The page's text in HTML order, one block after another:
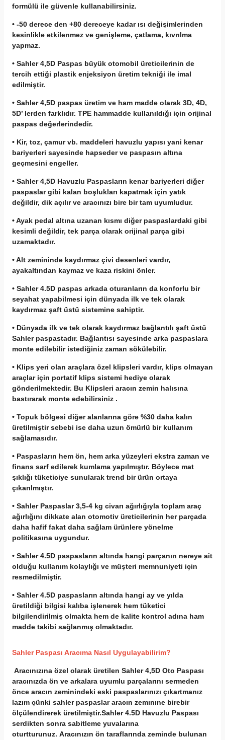
formülü ile güvenle kullanabilirsiniz.
• -50 derece den +80 dereceye kadar ısı değişimlerinden
kesinlikle etkilenmez ve genişleme, çatlama, kıvrılma
yapmaz.
• Sahler 4,5D Paspas büyük otomobil üreticilerinin de
tercih ettiği plastik enjeksiyon üretim tekniği ile imal
edilmiştir.
• Sahler 4,5D paspas üretim ve ham madde olarak 3D, 4D,
5D’ lerden farklıdır. TPE hammadde kullanıldığı için orijinal
paspas değerlerindedir.
• Kir, toz, çamur vb. maddeleri havuzlu yapısı yani kenar
bariyerleri sayesinde hapseder ve paspasın altına
geçmesini engeller.
• Sahler 4,5D Havuzlu Paspasların kenar bariyerleri diğer
paspaslar gibi kalan boşlukları kapatmak için yatık
değildir, dik açılır ve aracınızı bire bir tam uyumludur.
• Ayak pedal altına uzanan kısmı diğer paspaslardaki gibi
kesimli değildir, tek parça olarak orijinal parça gibi
uzamaktadır.
• Alt zemininde kaydırmaz çivi desenleri vardır,
ayakaltından kaymaz ve kaza riskini önler.
• Sahler 4.5D paspas arkada oturanların da konforlu bir
seyahat yapabilmesi için dünyada ilk ve tek olarak
kaydırmaz şaft üstü sistemine sahiptir.
• Dünyada ilk ve tek olarak kaydırmaz bağlantılı şaft üstü
Sahler paspastadır. Bağlantısı sayesinde arka paspaslara
monte edilebilir istediğiniz zaman sökülebilir.
• Klips yeri olan araçlara özel klipsleri vardır, klips olmayan
araçlar için portatif klips sistemi hediye olarak
gönderilmektedir. Bu Klipsleri aracın zemin halısına
bastırarak monte edebilirsiniz .
• Topuk bölgesi diğer alanlarına göre %30 daha kalın
üretilmiştir sebebi ise daha uzun ömürlü bir kullanım
sağlamasıdır.
• Paspasların hem ön, hem arka yüzeyleri ekstra zaman ve
finans sarf edilerek kumlama yapılmıştır. Böylece mat
şıklığı tüketiciye sunularak trend bir ürün ortaya
çıkarılmıştır.
• Sahler Paspaslar 3,5-4 kg civarı ağırlığıyla toplam araç
ağırlığını dikkate alan otomotiv üreticilerinin her parçada
daha hafif fakat daha sağlam ürünlere yönelme
politikasına uygundur.
• Sahler 4.5D paspasların altında hangi parçanın nereye ait
olduğu kullanım kolaylığı ve müşteri memnuniyeti için
resmedilmiştir.
• Sahler 4.5D paspasların altında hangi ay ve yılda
üretildiği bilgisi kalıba işlenerek hem tüketici
bilgilendirilmiş olmakta hem de kalite kontrol adına ham
madde takibi sağlanmış olmaktadır.
Sahler Paspası Aracıma Nasıl Uygulayabilirim?
Aracınızına özel olarak üretilen Sahler 4,5D Oto Paspası
aracınızda ön ve arkalara uyumlu parçalarını sermeden
önce aracın zeminindeki eski paspaslarınızı çıkartmanız
lazım çünki sahler paspaslar aracın zemınıne birebir
ölçülendirerek üretilmiştir.Sahler 4.5D Havuzlu Paspası
serdikten sonra sabitleme yuvalarına
oturtturunuz. Aracınızın ön taraflarında zeminde bulunan